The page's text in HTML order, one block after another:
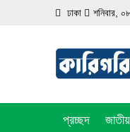
ঢাকা শনিবার,
প্রচ্ছদ জাতীয়